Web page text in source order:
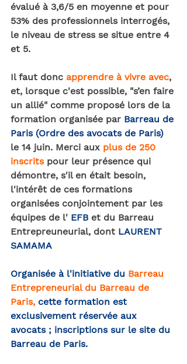
évalué à 3,6/5 en moyenne et pour
53% des professionnels interrogés,
le niveau de stress se situe entre 4
et 5.
Il faut donc apprendre à vivre avec,
et, lorsque c'est possible, "s’en faire
un allié" comme proposé lors de la
formation organisée par Barreau de
Paris (Ordre des avocats de Paris)
le 14 juin. Merci aux plus de 250
inscrits pour leur présence qui
démontre, s'il en était besoin,
l'intérêt de ces formations
organisées conjointement par les
équipes de l' EFB et du Barreau
Entrepreuneurial, dont LAURENT
SAMAMA
Organisée à l'initiative du Barreau
Entrepreneurial du Barreau de
Paris, cette formation est
exclusivement réservée aux
avocats ; inscriptions sur le site du
Barreau de Paris.